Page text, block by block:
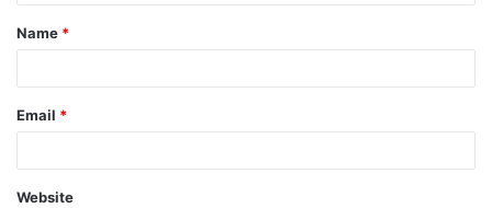
Name *
Email *
Website